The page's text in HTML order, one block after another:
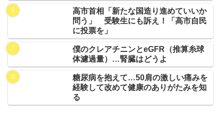
高市首相「新たな国造り進めていいか
問う」 受験生にも訴え！「高市自民
に投票を」
僕のクレアチニンとeGFR（推算糸球
体濾過量）…腎臓はどうよ
糖尿病を抱えて…50肩の激しい痛みを
経験して改めて健康のありがたみを知
る